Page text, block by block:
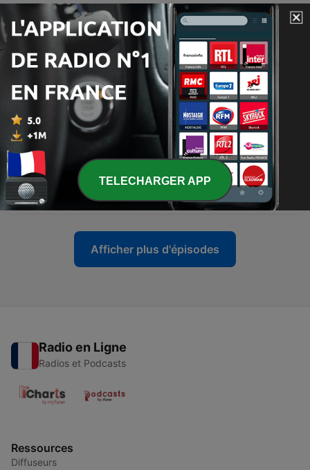
Poisson d’élevage ou poisson sauvage : lequel
contient le moins de microplastiques
aujourd’hui ?
Pourquoi les ouragans devraient être moins
nombreux cette année ?
28 mai 2026
1542 - Pourquoi Pando défie-t-il notre définition d’une
forêt ?
26 mai 2026
1541 - Que cacheraient les Alpes et les Pyrénées ?
25 mai 2026
Afficher plus d'épisodes
Radio en Ligne
Radios et Podcasts
Ressources
Diffuseurs
TELECHARGER APP